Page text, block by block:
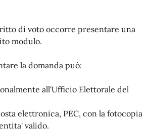
di voto occorre presentare una
modulo.
la domanda può:
all'Ufficio Elettorale del
elettronica, PEC, con la fotocopia
valido.